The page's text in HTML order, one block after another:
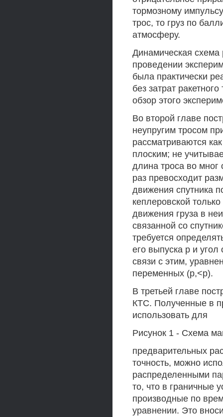
тормозному
трос, то груз по
атмосферу.
Динамическая
проведении
была практически
без затрат
обзор этого
Во второй главе
неупругим тросом
рассматриваются
плоским; не
длина троса во
раз превосходит
движения спутника
кеплеровской
движения груза в
связанной со
требуется
его выпуска р и
связи с этим,
переменных (р,<р).
В третьей главе
КТС. Полученные в
использовать для
Рисунок 1 - Схема
предварительных
точность, можно
распределенными
то, что в граничные
производные по
уравнении. Это